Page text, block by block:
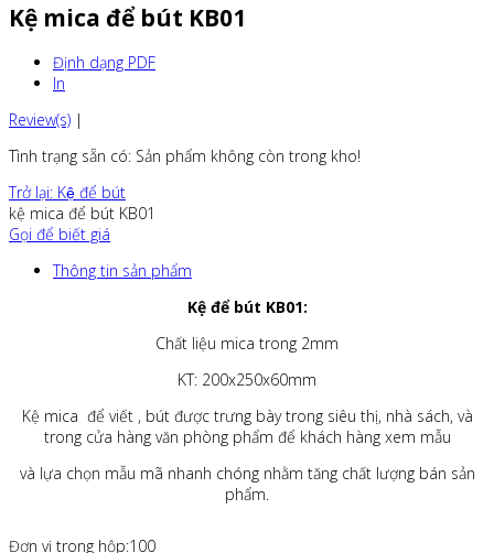
Kệ mica để bút KB01
Định dạng PDF
In
Review(s) |
Tình trạng sẵn có: Sản phẩm không còn trong kho!
Trở lại: Kệ để bút
kệ mica để bút KB01
Gọi để biết giá
Thông tin sản phẩm
Kệ để bút KB01:
Chất liệu mica trong 2mm
KT: 200x250x60mm
Kệ mica để viết , bút được trưng bày trong siêu thị, nhà sách, và
trong cửa hàng văn phòng phẩm để khách hàng xem mẫu
và lựa chọn mẫu mã nhanh chóng nhằm tăng chất lượng bán sản
phẩm.
Đơn vị trong hộp:100